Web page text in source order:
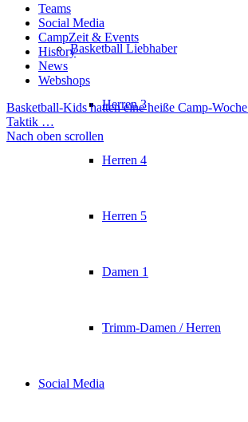
Basketball Liebhaber
Herren 3
Herren 4
Herren 5
Damen 1
Trimm-Damen / Herren
Social Media
Teams
Social Media
CampZeit & Events
History
News
Webshops
Basketball-Kids hatten eine heiße Camp-Woche
Taktik …
Nach oben scrollen